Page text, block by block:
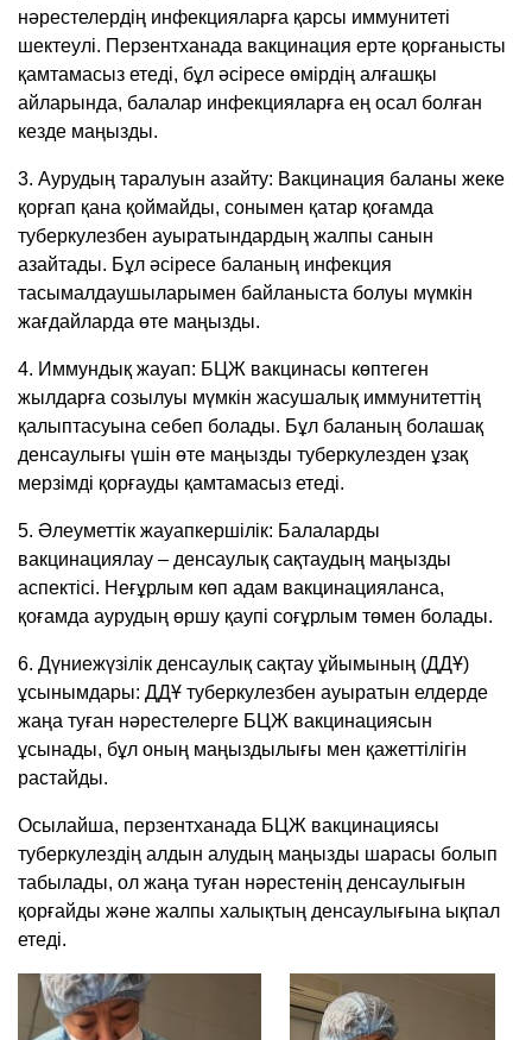
нәрестелердің инфекцияларға қарсы иммунитеті
шектеулі. Перзентханада вакцинация ерте қорғанысты
қамтамасыз етеді, бұл әсіресе өмірдің алғашқы
айларында, балалар инфекцияларға ең осал болған
кезде маңызды.
3. Аурудың таралуын азайту: Вакцинация баланы жеке
қорғап қана қоймайды, сонымен қатар қоғамда
туберкулезбен ауыратындардың жалпы санын
азайтады. Бұл әсіресе баланың инфекция
тасымалдаушыларымен байланыста болуы мүмкін
жағдайларда өте маңызды.
4. Иммундық жауап: БЦЖ вакцинасы көптеген
жылдарға созылуы мүмкін жасушалық иммунитеттің
қалыптасуына себеп болады. Бұл баланың болашақ
денсаулығы үшін өте маңызды туберкулезден ұзақ
мерзімді қорғауды қамтамасыз етеді.
5. Әлеуметтік жауапкершілік: Балаларды
вакцинациялау – денсаулық сақтаудың маңызды
аспектісі. Неғұрлым көп адам вакцинацияланса,
қоғамда аурудың өршу қаупі соғұрлым төмен болады.
6. Дүниежүзілік денсаулық сақтау ұйымының (ДДҰ)
ұсынымдары: ДДҰ туберкулезбен ауыратын елдерде
жаңа туған нәрестелерге БЦЖ вакцинациясын
ұсынады, бұл оның маңыздылығы мен қажеттілігін
растайды.
Осылайша, перзентханада БЦЖ вакцинациясы
туберкулездің алдын алудың маңызды шарасы болып
табылады, ол жаңа туған нәрестенің денсаулығын
қорғайды және жалпы халықтың денсаулығына ықпал
етеді.